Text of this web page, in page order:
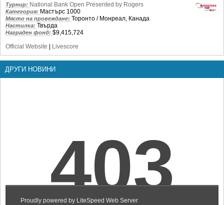
Турнир: National Bank Open Presented by Rogers
Категория: Мастърс 1000
Място на провеждане: Торонто / Монреал, Канада
Настилка: Твърда
Награден фонд: $9,415,724
Official Website | Livescore
ДРУГИ НОВИНИ